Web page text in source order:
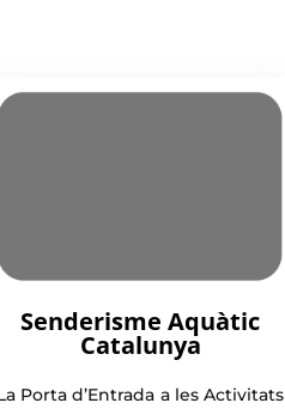
Senderisme Aquàtic
Catalunya
Porta d’Entrada a les Activitats